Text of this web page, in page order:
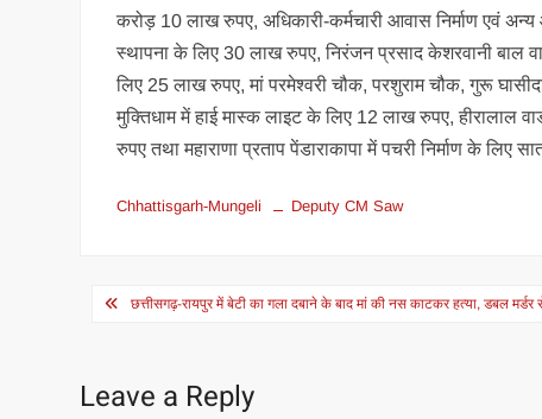
करोड़ 10 लाख रुपए, अधिकारी-कर्मचारी आवास निर्माण एवं
स्थापना के लिए 30 लाख रुपए, निरंजन प्रसाद केशरवानी बाल
लिए 25 लाख रुपए, मां परमेश्वरी चौक, परशुराम चौक, गुरू
मुक्तिधाम में हाई मास्क लाइट के लिए 12 लाख रुपए, हीरालाल
रुपए तथा महाराणा प्रताप पेंडाराकापा में पचरी निर्माण के लिए
Chhattisgarh-Mungeli Deputy CM Saw
Postछत्तीसगढ़-रायपुर में बेटी का गला दबाने के बाद मां की नस काटकर हत्या, डबल
Leave a Reply